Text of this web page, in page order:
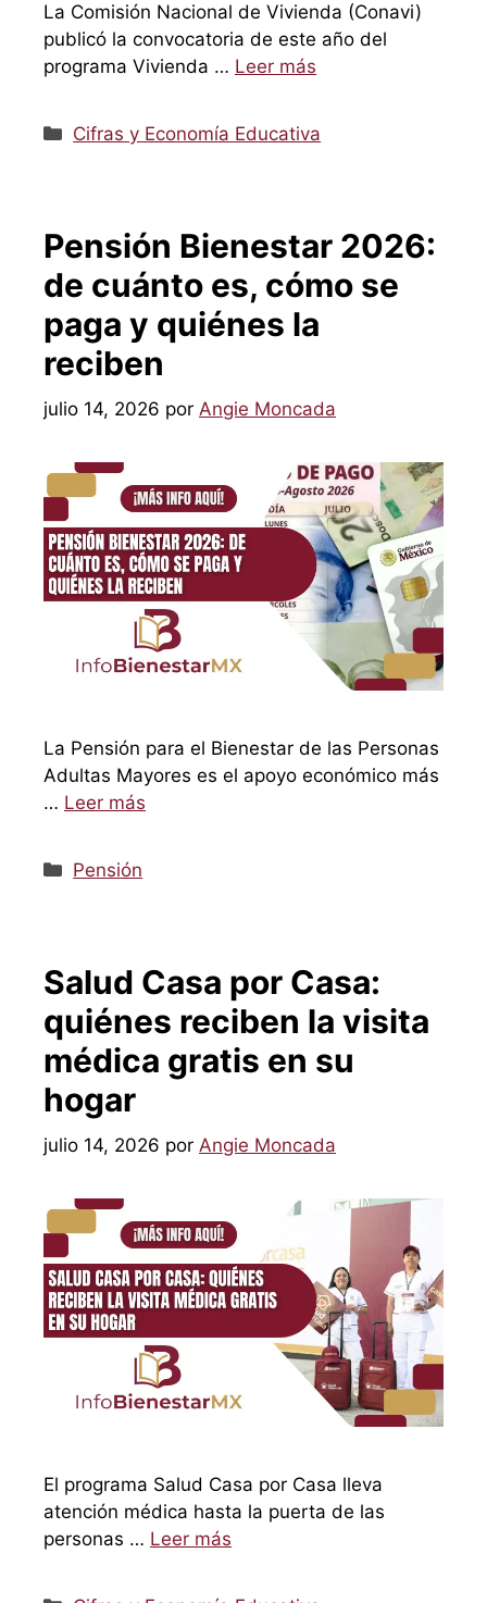
La Comisión Nacional de Vivienda (Conavi)
publicó la convocatoria de este año del
programa Vivienda … Leer más
Categorías
Cifras y Economía Educativa
Pensión Bienestar 2026:
de cuánto es, cómo se
paga y quiénes la
reciben
julio 14, 2026 por Angie Moncada
La Pensión para el Bienestar de las Personas
Adultas Mayores es el apoyo económico más
… Leer más
Categorías
Pensión
Salud Casa por Casa:
quiénes reciben la visita
médica gratis en su
hogar
julio 14, 2026 por Angie Moncada
El programa Salud Casa por Casa lleva
atención médica hasta la puerta de las
personas … Leer más